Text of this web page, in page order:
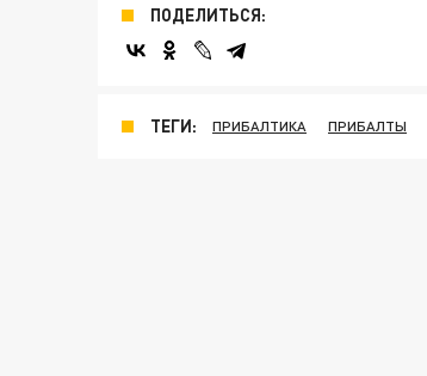
ПОДЕЛИТЬСЯ:
ТЕГИ: ПРИБАЛТИКА ПРИБАЛТЫ